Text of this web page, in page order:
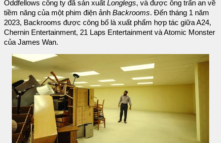
Oddfellows công ty đã sản xuất Longlegs, và được ông trấn an về
tiềm năng của một phim điện ảnh Backrooms. Đến tháng 1 năm
2023, Backrooms được công bố là xuất phẩm hợp tác giữa A24,
Chernin Entertainment, 21 Laps Entertainment và Atomic Monster
của James Wan.